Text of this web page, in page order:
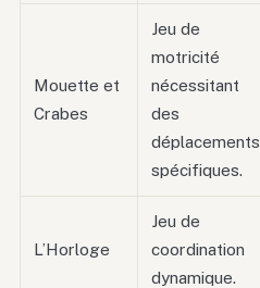
Mouette et
Crabes
Jeu de
motricité
nécessitant
des
déplacements
spécifiques.
L’Horloge
Jeu de
coordination
dynamique.